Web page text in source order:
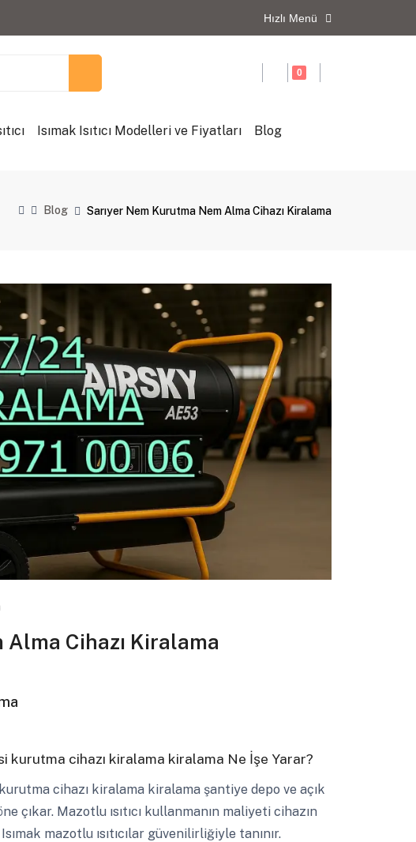
Hızlı Menü
0
Isımak Isıtıcı Modelleri ve Fiyatları Blog
Blog Sarıyer Nem Kurutma Nem Alma Cihazı Kiralama
Cihazı Kiralama
kurutma cihazı kiralama kiralama Ne İşe Yarar?
cihazı kiralama kiralama şantiye depo ve açık
çıkar. Mazotlu ısıtıcı kullanmanın maliyeti cihazın
mazotlu ısıtıcılar güvenilirliğiyle tanınır.